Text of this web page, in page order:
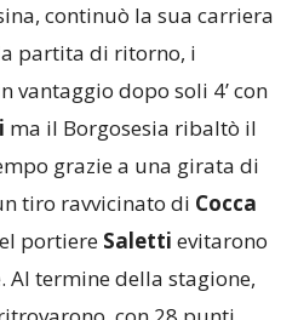
nonni paterni e che,
continuò la sua carriera
partita di ritorno, i
dopo soli 4’ con
ma il Borgosesia ribaltò il
grazie a una girata di
tiro ravvicinato diCocca
portiereSalettievitarono